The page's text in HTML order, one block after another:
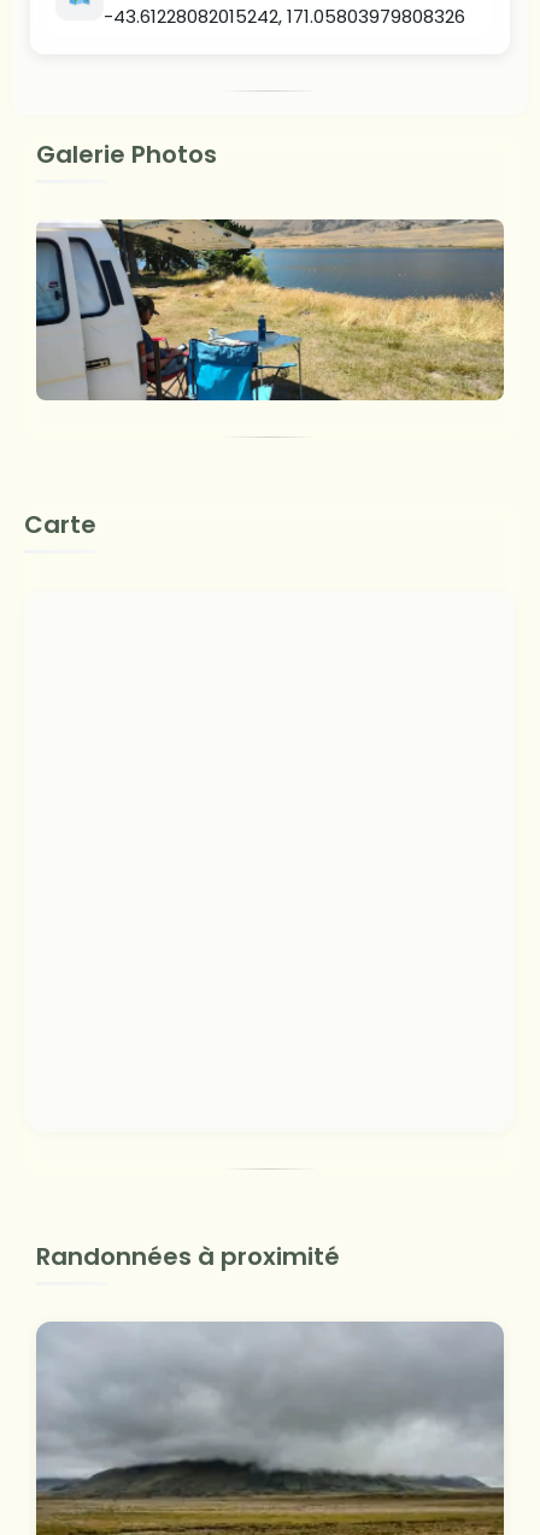
-43.61228082015242, 171.05803979808326
Galerie Photos
Carte
Randonnées à proximité